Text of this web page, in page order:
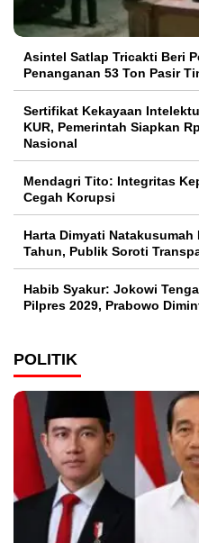
Asintel Satlap Tricakti Beri
Penanganan 53 Ton Pasir
Sertifikat Kekayaan
KUR, Pemerintah Siapkan
Nasional
Mendagri Tito: Integritas
Cegah Korupsi
Harta Dimyati Natakusumah
Tahun, Publik Soroti
Habib Syakur: Jokowi
Pilpres 2029, Prabowo
POLITIK